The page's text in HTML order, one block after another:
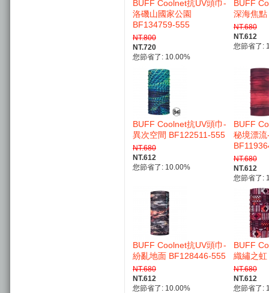
BUFF Coolnet抗UV頭巾-
洛磯山國家公園
BF134759-555
NT.800
NT.720
您節省了: 10.00%
BUFF
深海焦
NT.680
NT.612
您節省了:
BUFF Coolnet抗UV頭巾-
異次空間 BF122511-555
NT.680
NT.612
您節省了: 10.00%
BUFF
秘境漂
NT.680
NT.612
您節省了:
BUFF Coolnet抗UV頭巾-
紛亂地面 BF128446-555
NT.680
NT.612
您節省了: 10.00%
BUFF
織繡之
NT.680
NT.612
您節省了: